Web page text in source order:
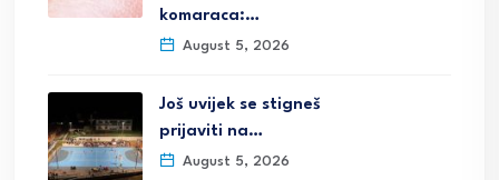
komaraca:…
August 5, 2026
Još uvijek se stigneš
prijaviti na…
August 5, 2026